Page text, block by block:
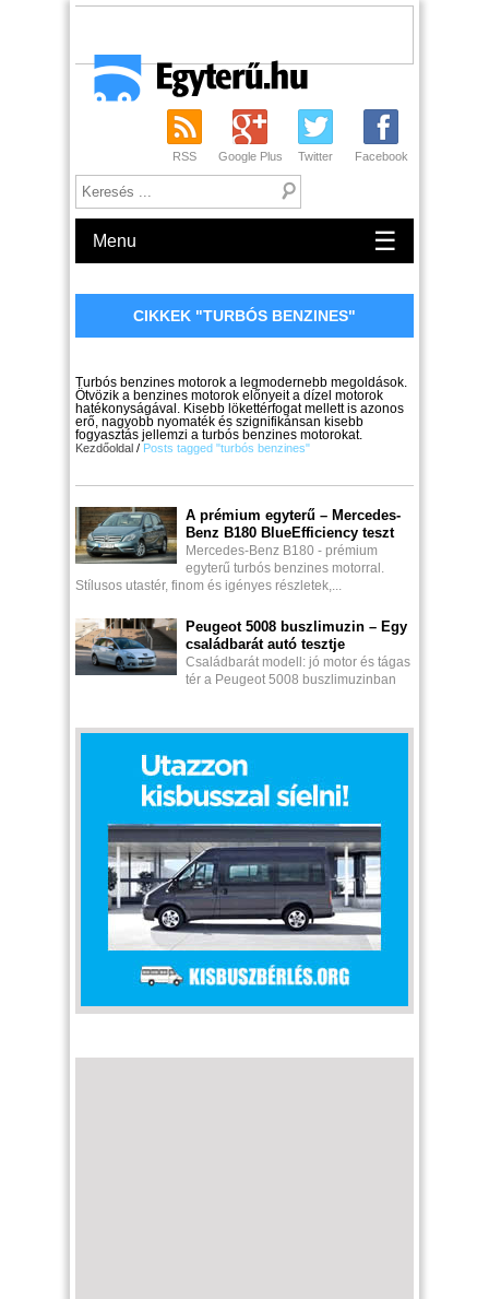
RSS Google Plus Twitter Facebook
Menu ☰
CIKKEK "TURBÓS BENZINES"
Turbós benzines motorok a legmodernebb megoldások.
Ötvözik a benzines motorok előnyeit a dízel motorok
hatékonyságával. Kisebb lökettérfogat mellett is azonos
erő, nagyobb nyomaték és szignifikánsan kisebb
fogyasztás jellemzi a turbós benzines motorokat.
Kezdőoldal / Posts tagged "turbós benzines"
A prémium egyterű – Mercedes-
Benz B180 BlueEfficiency teszt
Mercedes-Benz B180 - prémium
egyterű turbós benzines motorral.
Stílusos utastér, finom és igényes részletek,...
Peugeot 5008 buszlimuzin – Egy
családbarát autó tesztje
Családbarát modell: jó motor és tágas
tér a Peugeot 5008 buszlimuzinban